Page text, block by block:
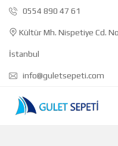
0554 890 47 61
Kültür Mh. Nispetiye Cd.
İstanbul
info@guletsepeti.com